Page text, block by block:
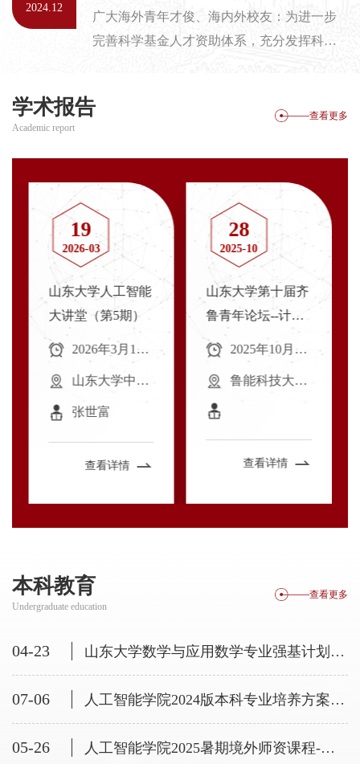
费、课程物料和保险费等，不包含往返交通
和任何个...
灵奖获得者、中科院外籍院士、中国政府“友
谊奖”获得者John Hopcroft教授，教育部高等
2024.12
广大海外青年才俊、海内外校友：为进一步
完善科学基金人才资助体系，充分发挥科学
基金委员会（以下简称自然科学基金委）设
（海外）。山东大学浪潮人工智能学院诚挚
邀请广大青年才俊依托我校申报海外优青项
目！一、学院概况山东大学浪潮人工智能学
院位于山东大学中心校区，地处济南，成立
于2024年5月，由山...
学术报告
Academic report
查看更多
19
2026-03
山东大学人工智能
大讲堂（第5期）
2026年3月19日
山东大学中心校区鲁能科技大厦二楼报告厅
张世富
查看详情
28
2025-10
山东大学第十届齐
鲁青年论坛--计算
机科学与人工智能
2025年10月29日
鲁能科技大厦B座 212报告厅
查看详情
本科教育
Undergraduate education
查看更多
04-23 山东大学数学与应用数学专业强基计划培养方案（2026级）
07-06 人工智能学院2024版本科专业培养方案-课程设置
05-26 人工智能学院2025暑期境外师资课程-视觉与语言导航(Vision-and-Language Navigation)